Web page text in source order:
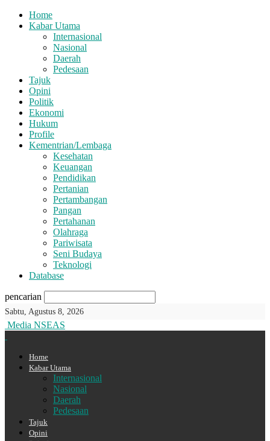
Home
Kabar Utama
Internasional
Nasional
Daerah
Pedesaan
Tajuk
Opini
Politik
Ekonomi
Hukum
Profile
Kementrian/Lembaga
Kesehatan
Keuangan
Pendidikan
Pertanian
Pertambangan
Pangan
Pertahanan
Olahraga
Pariwisata
Seni Budaya
Teknologi
Database
pencarian
Sabtu, Agustus 8, 2026
Media NSEAS
Home
Kabar Utama
Internasional
Nasional
Daerah
Pedesaan
Tajuk
Opini